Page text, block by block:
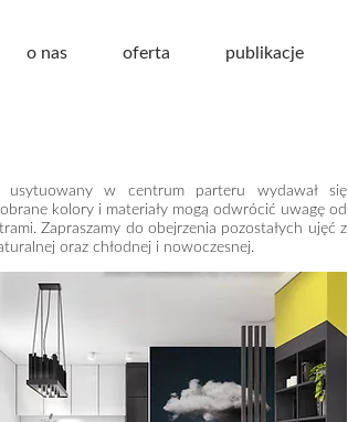
o nas oferta publikacje
w centrum parteru wydawał się
kolory i materiały mogą odwrócić uwagę od
Zapraszamy do obejrzenia pozostałych ujęć z
oraz chłodnej i nowoczesnej.